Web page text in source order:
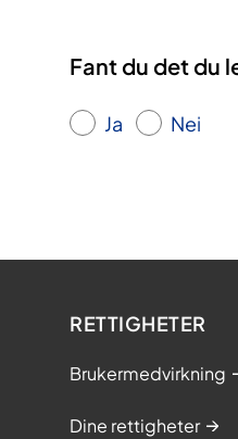
Fant du det du
Ja Nei
RETTIGHETER
Brukermedvirkning
Dine rettigheter